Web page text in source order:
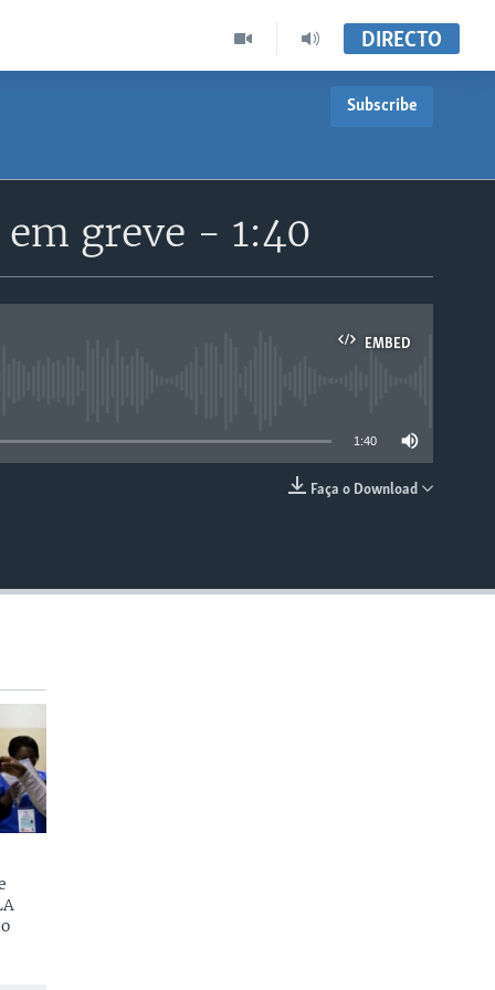
DIRECTO
Subscribe
greve - 1:40
EMBED
1:40
Faça o Download